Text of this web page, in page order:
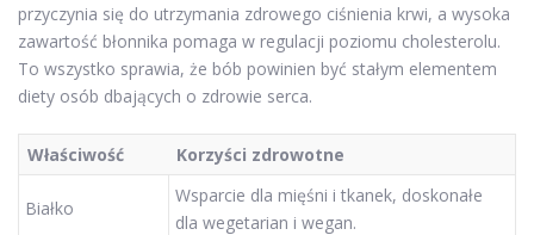
przyczynia się do utrzymania zdrowego ciśnienia krwi, a wysoka
zawartość błonnika pomaga w regulacji poziomu cholesterolu.
To wszystko sprawia, że bób powinien być stałym elementem
diety osób dbających o zdrowie serca.
Właściwość Korzyści zdrowotne
Białko
Wsparcie dla mięśni i tkanek, doskonałe
dla wegetarian i wegan.